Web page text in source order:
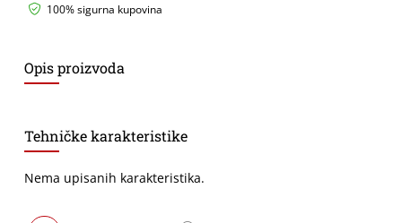
100% sigurna kupovina
Opis proizvoda
Tehničke karakteristike
Nema upisanih karakteristika.